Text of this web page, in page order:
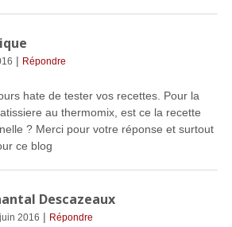
| Répondre
hate de tester vos recettes. Pour la
au thermomix, est ce la recette
? Merci pour votre réponse et surtout
ce blog
Descazeaux
2016 | Répondre